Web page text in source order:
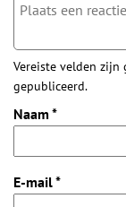
Vereiste velden zijn
gepubliceerd.
Naam *
E-mail*